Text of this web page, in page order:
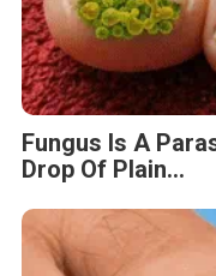
Fungus Is A
Drop Of Plain...